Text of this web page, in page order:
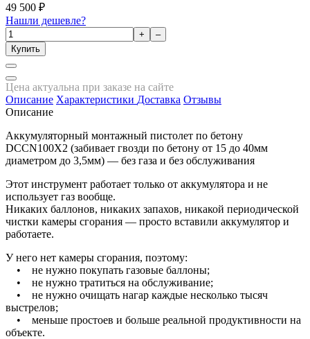
49 500 ₽
Нашли дешевле?
+
–
Купить
Цена актуальна при заказе на сайте
Описание Характеристики Доставка Отзывы
Описание
Аккумуляторный монтажный пистолет по бетону
DCCN100X2 (забивает гвозди по бетону от 15 до 40мм
диаметром до 3,5мм) — без газа и без обслуживания
Этот инструмент работает только от аккумулятора и не
использует газ вообще.
Никаких баллонов, никаких запахов, никакой периодической
чистки камеры сгорания — просто вставили аккумулятор и
работаете.
У него нет камеры сгорания, поэтому:
• не нужно покупать газовые баллоны;
• не нужно тратиться на обслуживание;
• не нужно очищать нагар каждые несколько тысяч
выстрелов;
• меньше простоев и больше реальной продуктивности на
объекте.